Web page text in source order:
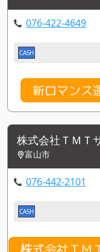
076-422-4649
CASH
新ロマンス
株式会社ＴＭＴ
富山市
076-442-2101
CASH